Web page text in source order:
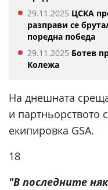
29.11.2025 ЦСКА
разправи се
поредна победа
29.11.2025 Ботев
Колежа
На днешната
и партньорството
екипировка GSA.
18
"В последните